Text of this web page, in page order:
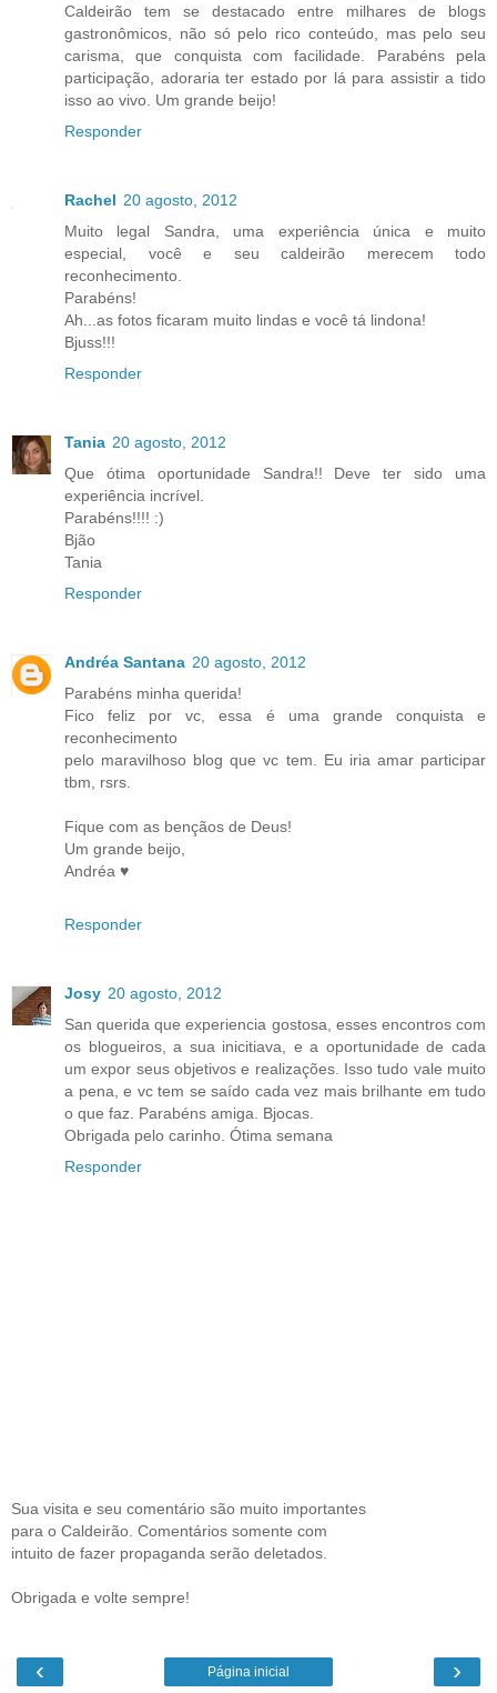
Caldeirão tem se destacado entre milhares de blogs
gastronômicos, não só pelo rico conteúdo, mas pelo seu
carisma, que conquista com facilidade. Parabéns pela
participação, adoraria ter estado por lá para assistir a tido
isso ao vivo. Um grande beijo!
Responder
Rachel 20 agosto, 2012
Muito legal Sandra, uma experiência única e muito
especial, você e seu caldeirão merecem todo
reconhecimento.
Parabéns!
Ah...as fotos ficaram muito lindas e você tá lindona!
Bjuss!!!
Responder
Tania 20 agosto, 2012
Que ótima oportunidade Sandra!! Deve ter sido uma
experiência incrível.
Parabéns!!!! :)
Bjão
Tania
Responder
Andréa Santana 20 agosto, 2012
Parabéns minha querida!
Fico feliz por vc, essa é uma grande conquista e
reconhecimento
pelo maravilhoso blog que vc tem. Eu iria amar participar
tbm, rsrs.
Fique com as bençãos de Deus!
Um grande beijo,
Andréa ♥
Responder
Josy 20 agosto, 2012
San querida que experiencia gostosa, esses encontros com
os blogueiros, a sua inicitiava, e a oportunidade de cada
um expor seus objetivos e realizações. Isso tudo vale muito
a pena, e vc tem se saído cada vez mais brilhante em tudo
o que faz. Parabéns amiga. Bjocas.
Obrigada pelo carinho. Ótima semana
Responder
Sua visita e seu comentário são muito importantes
para o Caldeirão. Comentários somente com
intuito de fazer propaganda serão deletados.
Obrigada e volte sempre!
‹ ›
Página inicial